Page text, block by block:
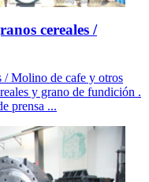
cereales /
/ Molino de cafe y otros
y grano de fundición .
prensa ...